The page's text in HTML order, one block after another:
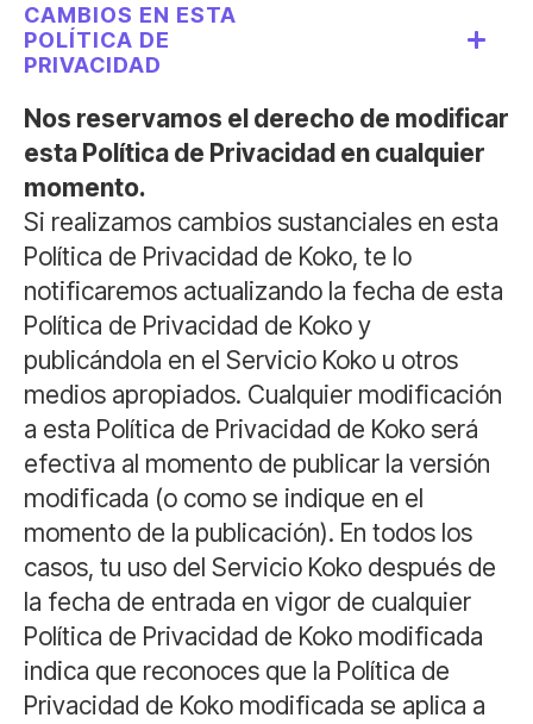
CAMBIOS EN ESTA
POLÍTICA DE
PRIVACIDAD
Nos reservamos el derecho de modificar
esta Política de Privacidad en cualquier
momento.
Si realizamos cambios sustanciales en esta
Política de Privacidad de Koko, te lo
notificaremos actualizando la fecha de esta
Política de Privacidad de Koko y
publicándola en el Servicio Koko u otros
medios apropiados. Cualquier modificación
a esta Política de Privacidad de Koko será
efectiva al momento de publicar la versión
modificada (o como se indique en el
momento de la publicación). En todos los
casos, tu uso del Servicio Koko después de
la fecha de entrada en vigor de cualquier
Política de Privacidad de Koko modificada
indica que reconoces que la Política de
Privacidad de Koko modificada se aplica a